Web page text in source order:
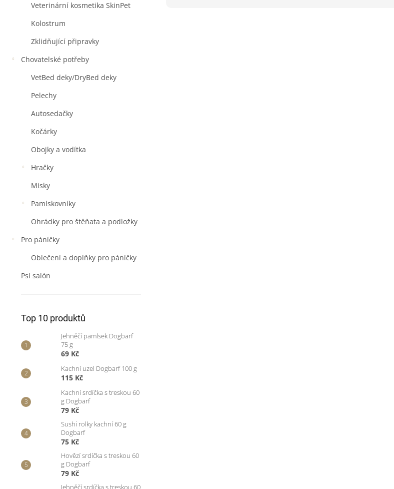
Veterinární kosmetika SkinPet
Kolostrum
Zklidňující připravky
Chovatelské potřeby
VetBed deky/DryBed deky
Pelechy
Autosedačky
Kočárky
Obojky a vodítka
Hračky
Misky
Pamlskovníky
Ohrádky pro štěňata a podložky
Pro páníčky
Oblečení a doplňky pro páníčky
Psí salón
Top 10 produktů
Jehněčí pamlsek Dogbarf
75 g
69 Kč
Kachní uzel Dogbarf 100 g
115 Kč
Kachní srdíčka s treskou 60
g Dogbarf
79 Kč
Sushi rolky kachní 60 g
Dogbarf
75 Kč
Hovězí srdíčka s treskou 60
g Dogbarf
79 Kč
Jehněčí srdíčka s treskou 60